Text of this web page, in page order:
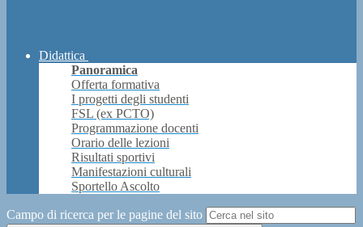
Didattica
Panoramica
Offerta formativa
I progetti degli studenti
FSL (ex PCTO)
Programmazione docenti
Orario delle lezioni
Risultati sportivi
Manifestazioni culturali
Sportello Ascolto
Campo di ricerca per le pagine del sito